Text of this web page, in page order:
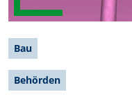
Bau
Behörden